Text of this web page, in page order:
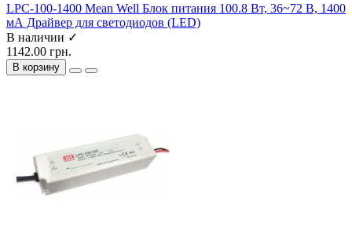
LPC-100-1400 Mean Well Блок питания 100.8 Вт, 36~72 В, 1400
мА Драйвер для светодиодов (LED)
В наличии ✓
1142.00 грн.
В корзину